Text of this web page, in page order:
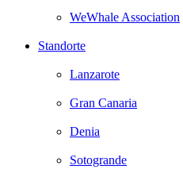
WeWhale Association
Standorte
Lanzarote
Gran Canaria
Denia
Sotogrande